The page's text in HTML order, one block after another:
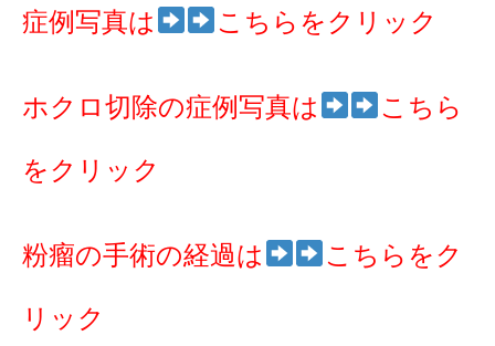
症例写真は こちらをクリック
ホクロ切除の症例写真は こちら
をクリック
粉瘤の手術の経過は こちらをク
リック